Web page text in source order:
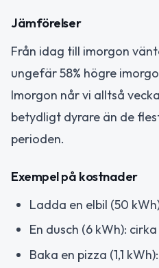
Jämförelser
Från idag till imorgon
ungefär 58% högre
Imorgon når vi alltså
betydligt dyrare än de
perioden.
Exempel på kostnader
Ladda en elbil (50
En dusch (6 kWh): cirka
Baka en pizza (1,1